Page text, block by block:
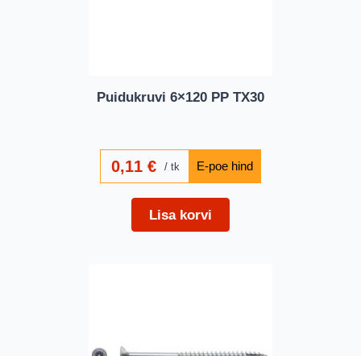
Puidukruvi 6×120 PP TX30
0,11€ tk
Lisa korvi